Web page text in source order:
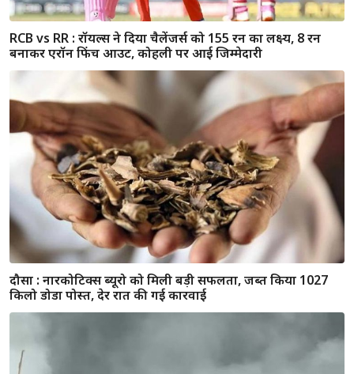
जयपुर / लोन दिलाने के नाम पर सीए ने महिला व्यवसायी से किया
दुष्कर्म, पीड़िता ने की आत्महत्या की कोशिश
RCB vs RR : विराट कोहली ने दिलाई जीत, अंकतालिका में शीर्ष पर
पहुंची बेंगलुरु